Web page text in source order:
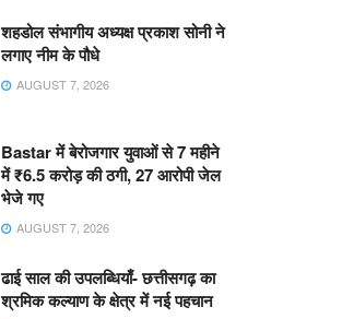
शहडोल संभागीय अध्यक्ष प्रकाश सोनी ने
लगाए नीम के पौधे
AUGUST 7, 2026
Bastar में बेरोजगार युवाओं से 7 महीने
में ₹6.5 करोड़ की ठगी, 27 आरोपी जेल
भेजे गए
AUGUST 7, 2026
ढाई साल की उपलब्धियाँ- छत्तीसगढ़ का
श्रमिक कल्याण के क्षेत्र में नई पहचान